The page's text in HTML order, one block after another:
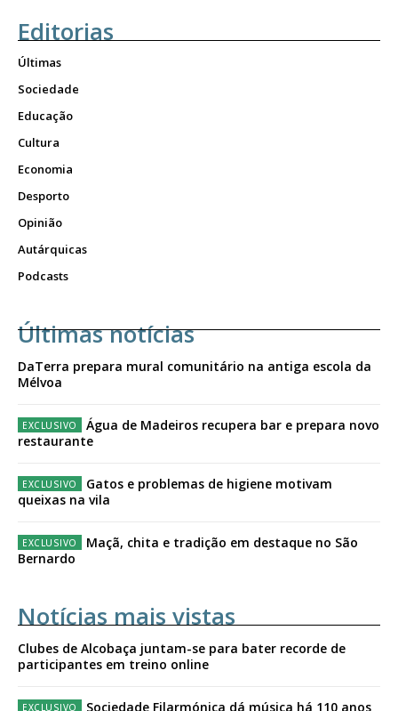
Editorias
Últimas
Sociedade
Educação
Cultura
Economia
Desporto
Opinião
Autárquicas
Podcasts
Últimas notícias
DaTerra prepara mural comunitário na antiga escola da
Mélvoa
Água de Madeiros recupera bar e prepara novo
restaurante
Gatos e problemas de higiene motivam
queixas na vila
Maçã, chita e tradição em destaque no São
Bernardo
Notícias mais vistas
Clubes de Alcobaça juntam-se para bater recorde de
participantes em treino online
Sociedade Filarmónica dá música há 110 anos